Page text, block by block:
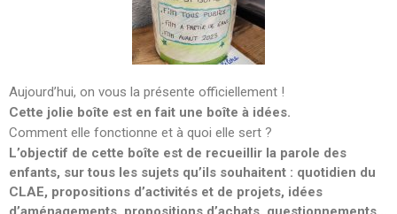
Aujourd’hui, on vous la présente officiellement !
Cette jolie boîte est en fait une boîte à idées.
Comment elle fonctionne et à quoi elle sert ?
L’objectif de cette boîte est de recueillir la parole des
enfants, sur tous les sujets qu’ils souhaitent : quotidien du
CLAE, propositions d’activités et de projets, idées